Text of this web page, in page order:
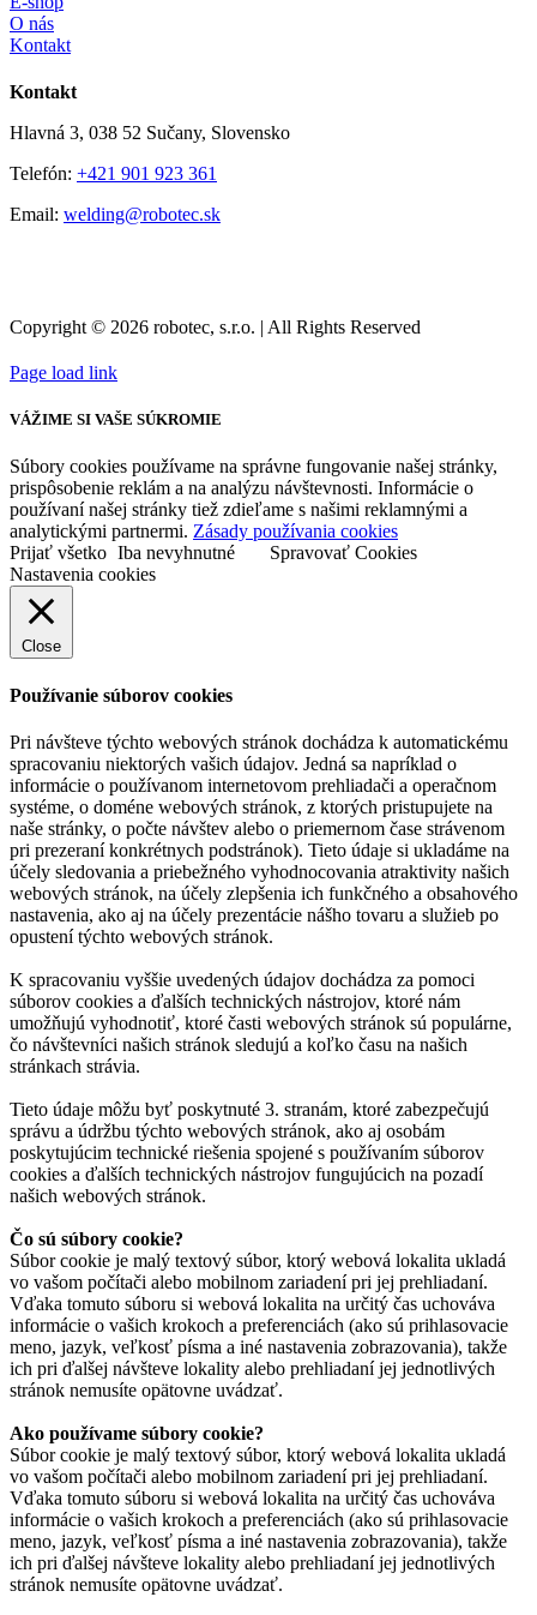
O nás
Kontakt
Kontakt
Hlavná 3, 038 52 Sučany, Slovensko
Telefón: +421 901 923 361
Email: welding@robotec.sk
Copyright © 2026 robotec, s.r.o. | All Rights Reserved
Page load link
VÁŽIME SI VAŠE SÚKROMIE
Súbory cookies používame na správne fungovanie našej stránky,
prispôsobenie reklám a na analýzu návštevnosti. Informácie o
používaní našej stránky tiež zdieľame s našimi reklamnými a
analytickými partnermi. Zásady používania cookies
Prijať všetko Iba nevyhnutné
Spravovať Cookies
Nastavenia cookies
Close
Používanie súborov cookies
Pri návšteve týchto webových stránok dochádza k automatickému
spracovaniu niektorých vašich údajov. Jedná sa napríklad o
informácie o používanom internetovom prehliadači a operačnom
systéme, o doméne webových stránok, z ktorých pristupujete na
naše stránky, o počte návštev alebo o priemernom čase strávenom
pri prezeraní konkrétnych podstránok). Tieto údaje si ukladáme na
účely sledovania a priebežného vyhodnocovania atraktivity našich
webových stránok, na účely zlepšenia ich funkčného a obsahového
nastavenia, ako aj na účely prezentácie nášho tovaru a služieb po
opustení týchto webových stránok.
K spracovaniu vyššie uvedených údajov dochádza za pomoci
súborov cookies a ďalších technických nástrojov, ktoré nám
umožňujú vyhodnotiť, ktoré časti webových stránok sú populárne,
čo návštevníci našich stránok sledujú a koľko času na našich
stránkach strávia.
Tieto údaje môžu byť poskytnuté 3. stranám, ktoré zabezpečujú
správu a údržbu týchto webových stránok, ako aj osobám
poskytujúcim technické riešenia spojené s používaním súborov
cookies a ďalších technických nástrojov fungujúcich na pozadí
našich webových stránok.
Čo sú súbory cookie?
Súbor cookie je malý textový súbor, ktorý webová lokalita ukladá
vo vašom počítači alebo mobilnom zariadení pri jej prehliadaní.
Vďaka tomuto súboru si webová lokalita na určitý čas uchováva
informácie o vašich krokoch a preferenciách (ako sú prihlasovacie
meno, jazyk, veľkosť písma a iné nastavenia zobrazovania), takže
ich pri ďalšej návšteve lokality alebo prehliadaní jej jednotlivých
stránok nemusíte opätovne uvádzať.
Ako používame súbory cookie?
Súbor cookie je malý textový súbor, ktorý webová lokalita ukladá
vo vašom počítači alebo mobilnom zariadení pri jej prehliadaní.
Vďaka tomuto súboru si webová lokalita na určitý čas uchováva
informácie o vašich krokoch a preferenciách (ako sú prihlasovacie
meno, jazyk, veľkosť písma a iné nastavenia zobrazovania), takže
ich pri ďalšej návšteve lokality alebo prehliadaní jej jednotlivých
stránok nemusíte opätovne uvádzať.